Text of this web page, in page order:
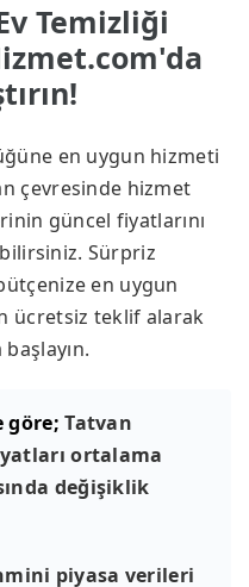
Temizliği
en uygun hizmeti
çevresinde hizmet
güncel fiyatlarını
Sürpriz
en uygun
ücretsiz teklif alarak
göre; Tatvan
ortalama
değişiklik
piyasa verileri